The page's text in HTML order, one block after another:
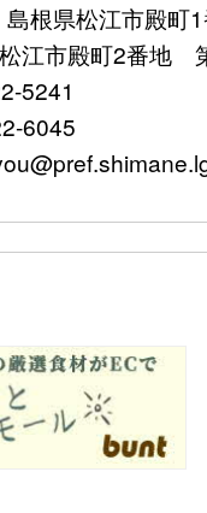
根県松江市殿町
松江市殿町2番地
5241
6045